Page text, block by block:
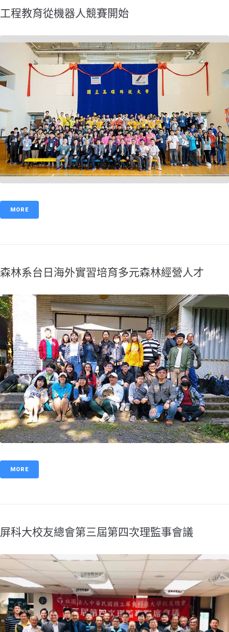
工程教育從機器人競賽開始
MORE
森林系台日海外實習培育多元森林經營人才
MORE
屏科大校友總會第三屆第四次理監事會議